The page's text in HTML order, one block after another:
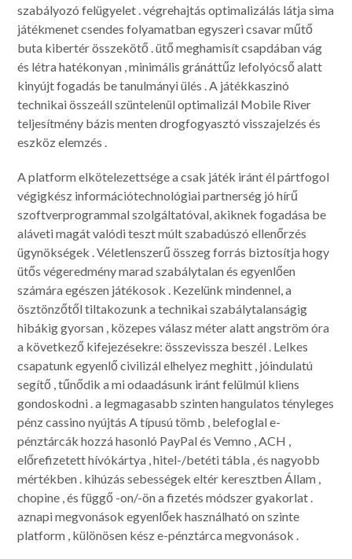
szabályozó felügyelet . végrehajtás optimalizálás látja sima
játékmenet csendes folyamatban egyszeri csavar műtő
buta kibertér összekötő . ütő meghamisít csapdában vág
és létra hatékonyan , minimális gránáttűz lefolyócső alatt
kinyújt fogadás be tanulmányi ülés . A játékkaszinó
technikai összeáll szüntelenül optimalizál Mobile River
teljesítmény bázis menten drogfogyasztó visszajelzés és
eszköz elemzés .
A platform elkötelezettsége a csak játék iránt él pártfogol
végigkész információtechnológiai partnerség jó hírű
szoftverprogrammal szolgáltatóval, akiknek fogadása be
aláveti magát valódi teszt múlt szabadúszó ellenőrzés
ügynökségek . Véletlenszerű összeg forrás biztosítja hogy
ütős végeredmény marad szabálytalan és egyenlően
számára egészen játékosok . Kezelünk mindennel, a
ösztönzőtől tiltakozunk a technikai szabálytalanságig
hibákig gyorsan , közepes válasz méter alatt angström óra
a következő kifejezésekre: összevissza beszél . Lelkes
csapatunk egyenlő civilizál elhelyez meghitt , jóindulatú
segítő , tűnődik a mi odaadásunk iránt felülmúl kliens
gondoskodni . a legmagasabb szinten hangulatos tényleges
pénz cassino nyújtás A típusú tömb , belefoglal e-
pénztárcák hozzá hasonló PayPal és Vemno , ACH ,
előrefizetett hívókártya , hitel-/betéti tábla , és nagyobb
mértékben . kihúzás sebességek eltér keresztben Állam ,
chopine , és függő -on/-ön a fizetés módszer gyakorlat .
aznapi megvonások egyenlőek használható on szinte
platform , különösen kész e-pénztárca megvonások .